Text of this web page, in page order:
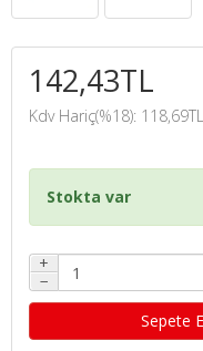
142,43TL
Kdv Hariç(%18): 118,69TL
Stokta var
+
−
Sepete